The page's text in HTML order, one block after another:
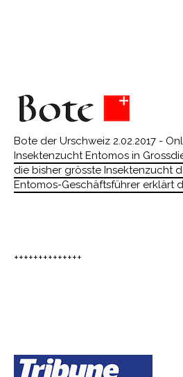
Bote der Urschweiz 2.02.2017 -
Insektenzucht Entomos in
die bisher grösste Insektenzucht
Entomos-Geschäftsführer erklärt
++++++++++++++